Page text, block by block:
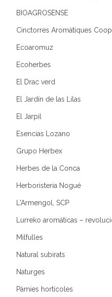
BIOAGROSENSE
Cinctorres Aromàtiques
Ecoaromuz
Ecoherbes
El Drac verd
El Jardín de las Lilas
El Jarpil
Esencias Lozano
Grupo Herbex
Herbes de la Conca
Herboristeria Nogué
L'Armengol, SCP
Lurreko aromáticas –
Milfulles
Natural subirats
Naturges
Pàmies hortícoles